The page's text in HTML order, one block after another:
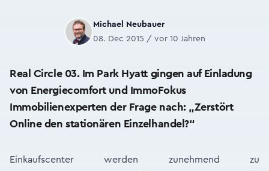
Michael Neubauer
08. Dec 2015 / vor 10 Jahren
Real Circle 03. Im Park Hyatt gingen auf Einladung
von Energiecomfort und ImmoFokus
Immobilienexperten der Frage nach: „Zerstört
Online den stationären Einzelhandel?“
Einkaufscenter werden zunehmend zu